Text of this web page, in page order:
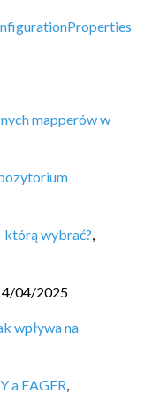
mapperów w
którą wybrać?,
04/2025
wpływa na
a EAGER,